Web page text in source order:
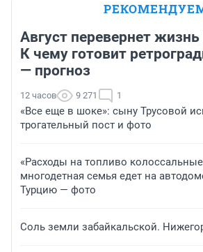
Август перевернет
К чему готовит
— прогноз
12 часов 9 271 1
«Все еще в шоке»: сыну Трусовой
трогательный пост и фото
«Расходы на топливо
многодетная семья едет на
Турцию — фото
Соль земли забайкальской.